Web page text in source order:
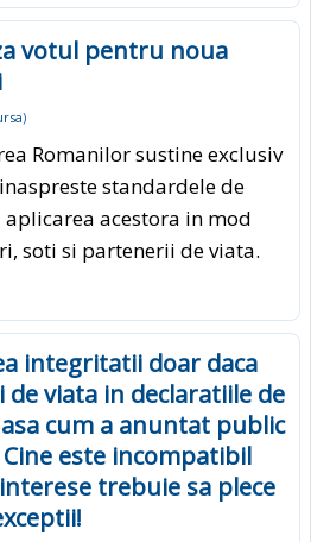
votul pentru noua
)
Romanilor sustine exclusiv
standardele de
acestora in mod
soti si partenerii de viata.
integritatii doar daca
viata in declaratiile de
cum a anuntat public
este incompatibil
trebuie sa plece